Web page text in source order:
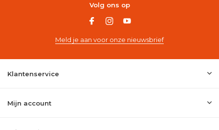
Volg ons op
Meld je aan voor onze nieuwsbrief
Klantenservice
Mijn account